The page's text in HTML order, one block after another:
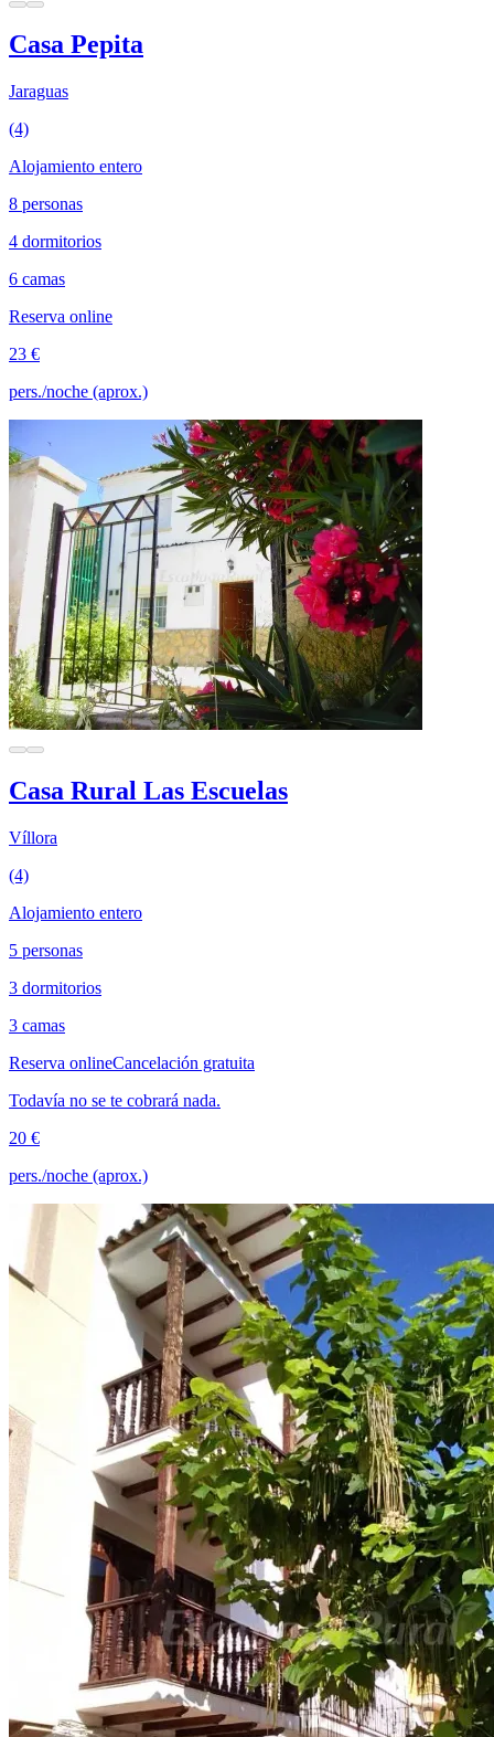
Casa Pepita
Jaraguas
(4)
Alojamiento entero
8 personas
4 dormitorios
6 camas
Reserva online
23 €
pers./noche (aprox.)
Casa Rural Las Escuelas
Víllora
(4)
Alojamiento entero
5 personas
3 dormitorios
3 camas
Reserva onlineCancelación gratuita
Todavía no se te cobrará nada.
20 €
pers./noche (aprox.)